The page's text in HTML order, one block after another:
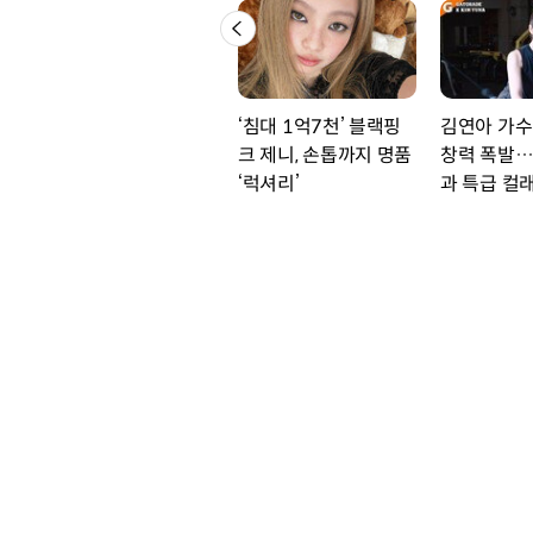
‘침대 1억7천’ 블랙핑
크 제니, 손톱까지 명품
‘럭셔리’
김연아 가
창력 폭발
과 특급 컬